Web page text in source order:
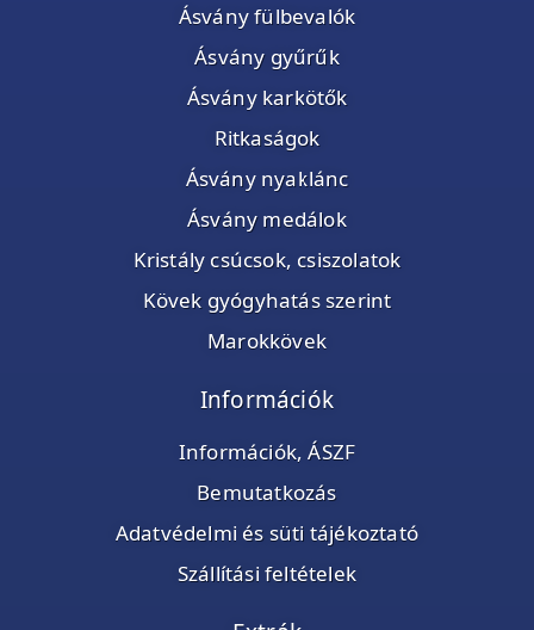
Ásvány fülbevalók
Ásvány gyűrűk
Ásvány karkötők
Ritkaságok
Ásvány nyaklánc
Ásvány medálok
Kristály csúcsok, csiszolatok
Kövek gyógyhatás szerint
Marokkövek
Információk
Információk, ÁSZF
Bemutatkozás
Adatvédelmi és süti tájékoztató
Szállítási feltételek